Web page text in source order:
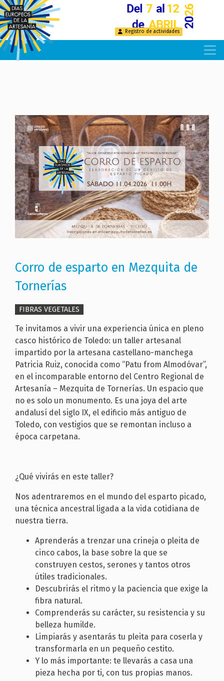
Pasar
contenido
Registro de actividades
Corro de esparto en Mezquita de
Tornerías
FIBRAS VEGETALES
Te invitamos a vivir una experiencia única en pleno
casco histórico de Toledo: un taller artesanal
impartido por la artesana castellano-manchega
Patricia Ruiz, conocida como “Patu from Almodóvar”,
en el incomparable entorno del Centro Regional de
Artesanía – Mezquita de Tornerías. Un espacio que
no es solo un monumento. Es una joya del arte
andalusí del siglo IX, el edificio más antiguo de
Toledo, con vestigios que se remontan incluso a
época carpetana.
¿Qué vivirás en este taller?
Nos adentraremos en el mundo del esparto picado,
una técnica ancestral ligada a la vida cotidiana de
nuestra tierra.
Aprenderás a trenzar una crineja o pleita de
cinco cabos, la base sobre la que se
construyen cestos, serones y tantos otros
útiles tradicionales.
Descubrirás el ritmo y la paciencia que exige la
fibra natural.
Comprenderás su carácter, su resistencia y su
belleza humilde.
Limpiarás y asentarás tu pleita para coserla y
transformarla en un pequeño cestito.
Y lo más importante: te llevarás a casa una
pieza hecha por ti, con tus propias manos.